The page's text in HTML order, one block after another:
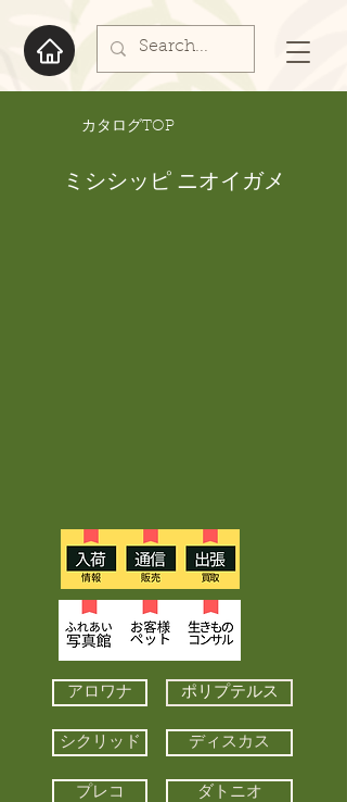
​カタログTOP
ミシシッピ ニオイガメ
アロワナ ポリプテルス
シクリッド ディスカス
プレコ ダトニオ